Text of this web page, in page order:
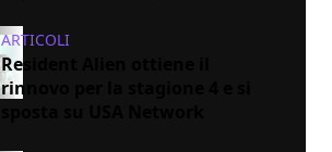
ARTICOLI
Resident Alien ottiene il
rinnovo per la stagione 4 e si